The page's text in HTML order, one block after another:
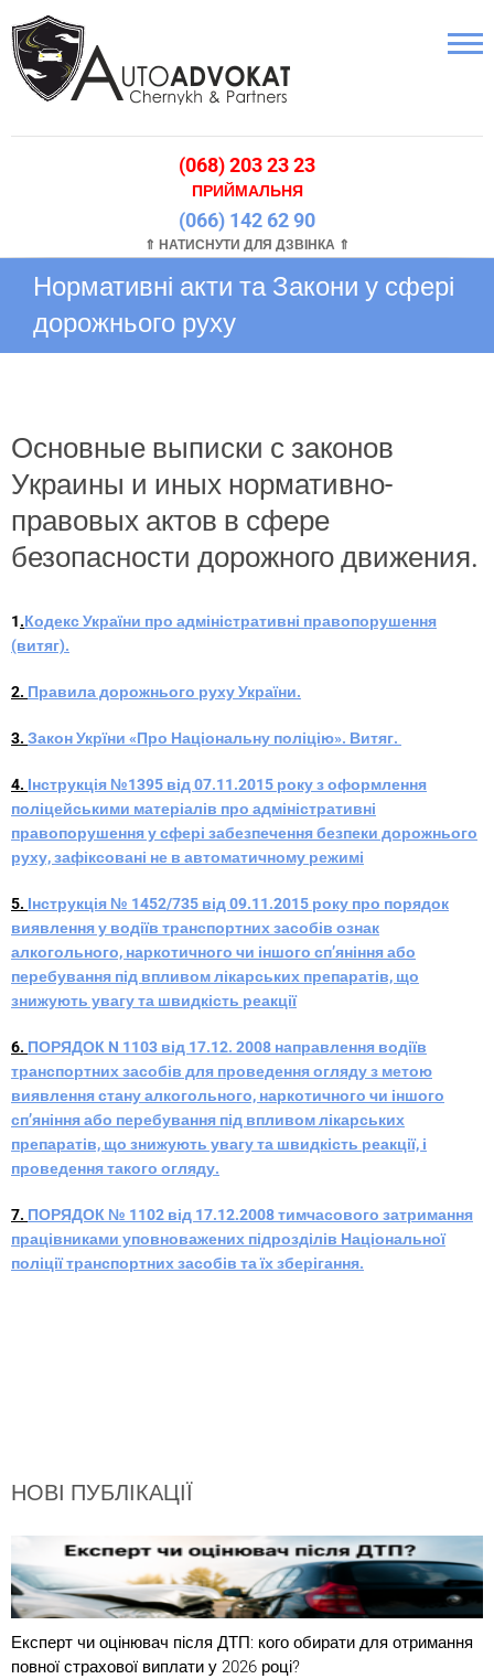
(068) 203 23 23
ПРИЙМАЛЬНЯ
(066) 142 62 90
⇑ НАТИСНУТИ ДЛЯ ДЗВІНКА ⇑
Нормативні акти та Закони у сфері
дорожнього руху
Основные выписки с законов
Украины и иных нормативно-
правовых актов в сфере
безопасности дорожного движения.
1.Кодекс України про адміністративні правопорушення
(витяг).
2. Правила дорожнього руху України.
3. Закон Укрїни «Про Національну поліцію». Витяг.
4. Інструкція №1395 від 07.11.2015 року з оформлення
поліцейськими матеріалів про адміністративні
правопорушення у сфері забезпечення безпеки дорожнього
руху, зафіксовані не в автоматичному режимі
5. Інструкція № 1452/735 від 09.11.2015 року про порядок
виявлення у водіїв транспортних засобів ознак
алкогольного, наркотичного чи іншого сп’яніння або
перебування під впливом лікарських препаратів, що
знижують увагу та швидкість реакції
6. ПОРЯДОК N 1103 від 17.12. 2008 направлення водіїв
транспортних засобів для проведення огляду з метою
виявлення стану алкогольного, наркотичного чи іншого
сп’яніння або перебування під впливом лікарських
препаратів, що знижують увагу та швидкість реакції, і
проведення такого огляду.
7. ПОРЯДОК № 1102 від 17.12.2008 тимчасового затримання
працівниками уповноважених підрозділів Національної
поліції транспортних засобів та їх зберігання.
НОВІ ПУБЛІКАЦІЇ
Експерт чи оцінювач після ДТП: кого обирати для отримання
повної страхової виплати у 2026 році?